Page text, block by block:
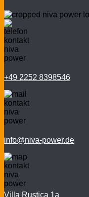
+49 2252 8398546
info@niva-power.de
Villa Rustica 1a